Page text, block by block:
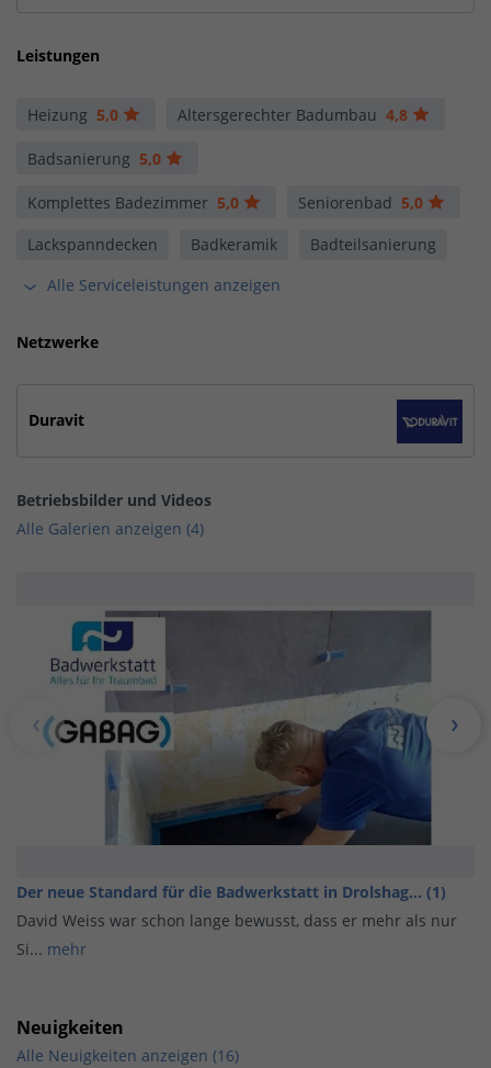
Leistungen
Heizung 5,0 Altersgerechter Badumbau 4,8
Badsanierung 5,0
Komplettes Badezimmer 5,0 Seniorenbad 5,0
Lackspanndecken
Badkeramik
Badteilsanierung
Alle Serviceleistungen anzeigen
Netzwerke
Duravit
Betriebsbilder und Videos
Alle Galerien anzeigen (4)
Der neue Standard für die Badwerkstatt in Drolshag... (1)
David Weiss war schon lange bewusst, dass er mehr als nur
Si... mehr
Neuigkeiten
Alle Neuigkeiten anzeigen (16)